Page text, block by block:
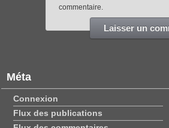
commentaire.
Méta
Connexion
Flux des publications